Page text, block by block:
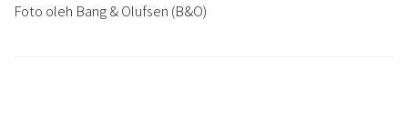
Foto oleh Bang & Olufsen (B&O)